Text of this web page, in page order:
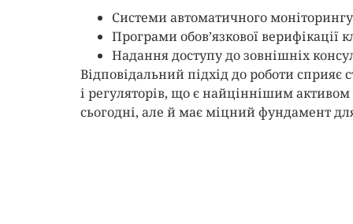
Системи автоматичного
Програми обов’язкової верифікації
Надання доступу до зовнішніх
Відповідальний підхід до роботи сприяє
і регуляторів, що є найціннішим
сьогодні, але й має міцний фундамент